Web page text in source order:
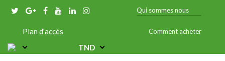
Qui sommes nous
Plan d'accès Comment acheter
TND